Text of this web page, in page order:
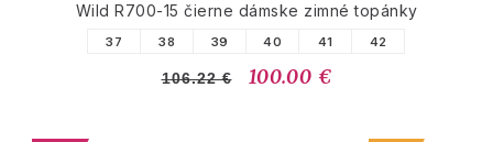
Wild R700-15 čierne dámske zimné topánky
37 38 39 40 41 42
106.22 € 100.00 €